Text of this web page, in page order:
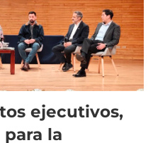
ejecutivos,
la